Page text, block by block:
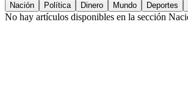
Nación Política Dinero Mundo Deportes
No hay artículos disponibles en la sección